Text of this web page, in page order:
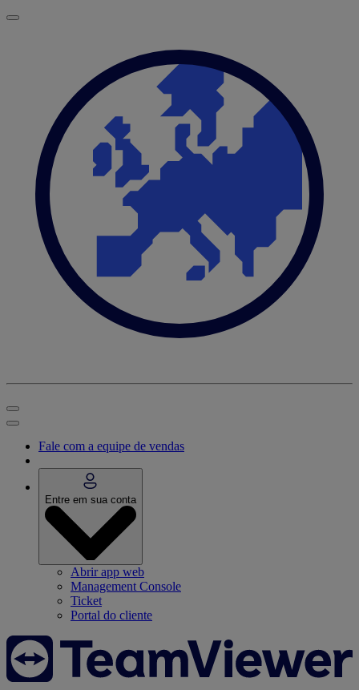
Fale com a equipe de vendas
Entre em sua conta
Abrir app web
Management Console
Ticket
Portal do cliente